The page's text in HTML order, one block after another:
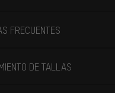
FRECUENTES
DE TALLAS